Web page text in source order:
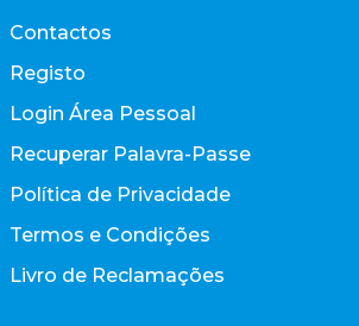
Contactos
Registo
Login Área Pessoal
Recuperar Palavra-Passe
Política de Privacidade
Termos e Condições
Livro de Reclamações